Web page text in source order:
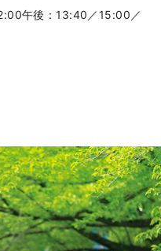
午後：13:40／15:00／